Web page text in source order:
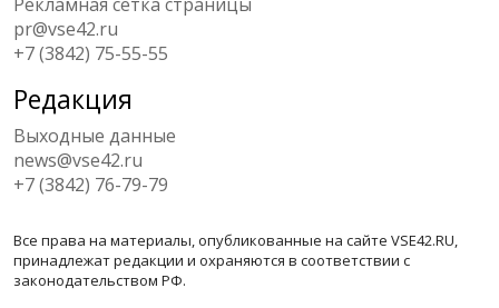
pr@vse42.ru
+7 (3842) 75-55-55
Редакция
Выходные данные
news@vse42.ru
+7 (3842) 76-79-79
Все права на материалы, опубликованные на сайте VSE42.RU,
принадлежат редакции и охраняются в соответствии с
законодательством РФ.